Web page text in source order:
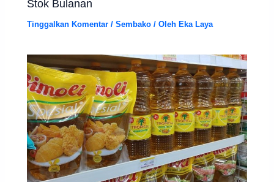
Stok Bulanan
Tinggalkan Komentar /Sembako / OlehEka Laya